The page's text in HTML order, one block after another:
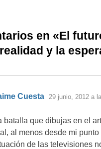
en «El
y la
Cuesta dice:
29 junio, 2012 a
batalla que dibujas en el
al menos desde mi punto
de las televisiones